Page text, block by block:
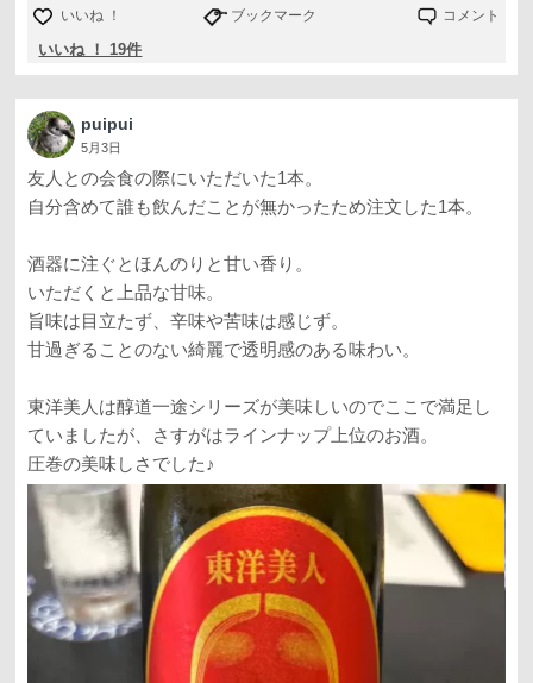
いいね ！ ブックマーク コメント
いいね ！ 19件
puipui
5月3日
友人との会食の際にいただいた1本。
自分含めて誰も飲んだことが無かったため注文した1本。
酒器に注ぐとほんのりと甘い香り。
いただくと上品な甘味。
旨味は目立たず、辛味や苦味は感じず。
甘過ぎることのない綺麗で透明感のある味わい。
東洋美人は醇道一途シリーズが美味しいのでここで満足し
ていましたが、さすがはラインナップ上位のお酒。
圧巻の美味しさでした♪